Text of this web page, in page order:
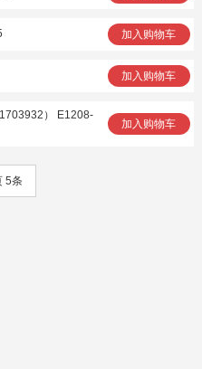
加入购物车
加入购物车
） E1208-
加入购物车
5条